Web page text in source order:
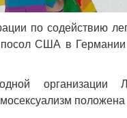
по содействию
посол США в